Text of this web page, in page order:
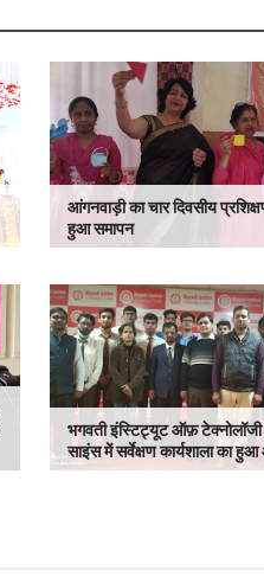
आंगनवाड़ी का चार दिवसीय
हुआ समापन
भगवती इंस्टिट्यूट ऑफ़
साइंस में सर्वेक्षण कार्यशाला का